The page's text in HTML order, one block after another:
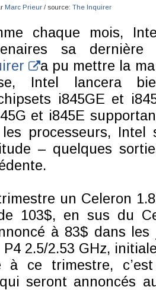
Marc Prieur / source: The Inquirer
chaque mois,
sa
a pu mettre la
Intel lancera
i845GE et
et i845E
processeurs, Intel
– quelques
un Celeron
103$, en sus du
à 83$ dans
2.5/2.53 GHz,
à ce trimestre,
seront annoncés